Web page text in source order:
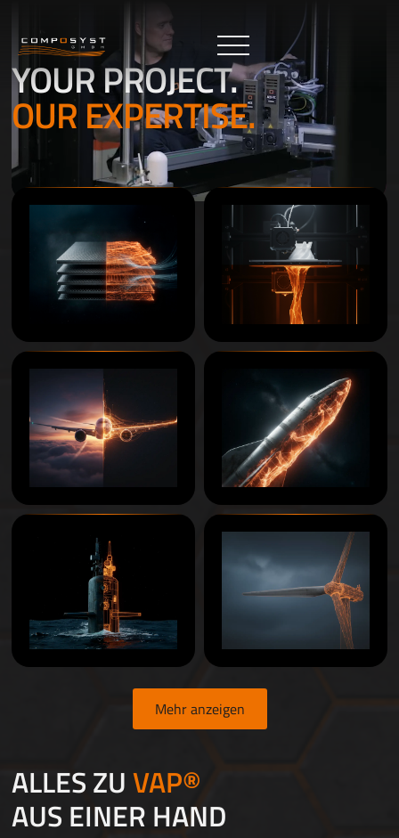
YOUR PROJECT.
OUR EXPERTISE.
Mehr anzeigen
ALLES ZUVAP®
AUS EINER HAND